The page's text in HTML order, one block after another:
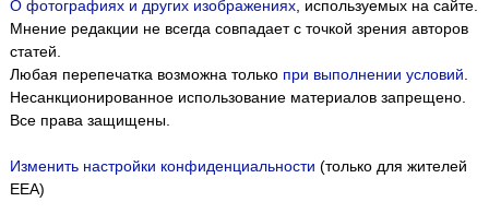
О фотографиях и других изображениях, используемых на сайте.
Мнение редакции не всегда совпадает с точкой зрения авторов
статей.
Любая перепечатка возможна только при выполнении условий.
Несанкционированное использование материалов запрещено.
Все права защищены.
Изменить настройки конфиденциальности (только для жителей
EEA)